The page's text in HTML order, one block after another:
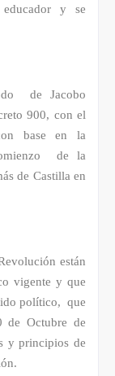
y se
de Jacobo
900, con el
base en la
de la
de Castilla en
están
vigente y que
político, que
de Octubre de
y principios de